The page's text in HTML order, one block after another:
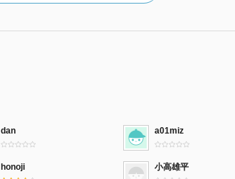
dan a01miz
honoji 小高雄平